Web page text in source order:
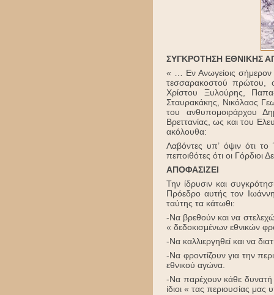
ΣΥΓΚΡΟΤΗΣΗ ΕΘΝΙΚΗΣ
« … Εν Ανωγείοις
τεσσαρακοστού πρώτου,
Χρίστου Ξυλούρης,
Σταυρακάκης, Νικόλαος
του ανθυπομοιράρχου
Βρεττανίας, ως και του
ακόλουθα:
Λαβόντες υπ’ όψιν ότι το
πεποιθότες ότι οι Γόρδιοι
ΑΠΟΦΑΣΙΖΕΙ
Την ίδρυσιν και
Πρόεδρο αυτής τον
ταύτης τα κάτωθι:
-Να βρεθούν και να
« δεδοκισμένων εθνικών
-Να καλλιεργηθεί και να
-Να φροντίζουν για την
εθνικού αγώνα.
-Να παρέχουν κάθε δυνατή
ίδιοι « τας περιουσίας